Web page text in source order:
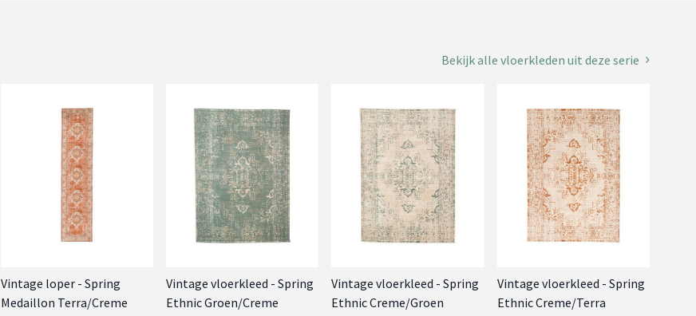
Bekijk alle vloerkleden uit deze serie
Vintage loper - Spring
Medaillon Terra/Creme
Vintage vloerkleed - Spring
Ethnic Groen/Creme
Vintage vloerkleed - Spring
Ethnic Creme/Groen
Vintage vloerkleed - Spring
Ethnic Creme/Terra